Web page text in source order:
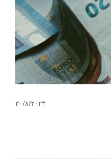
٣٠/٨/٢٠٢٣